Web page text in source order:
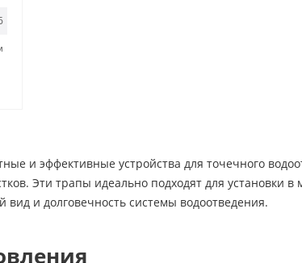
и эффективные устройства для точечного
Эти трапы идеально подходят для установки
и долговечность системы водоотведения.